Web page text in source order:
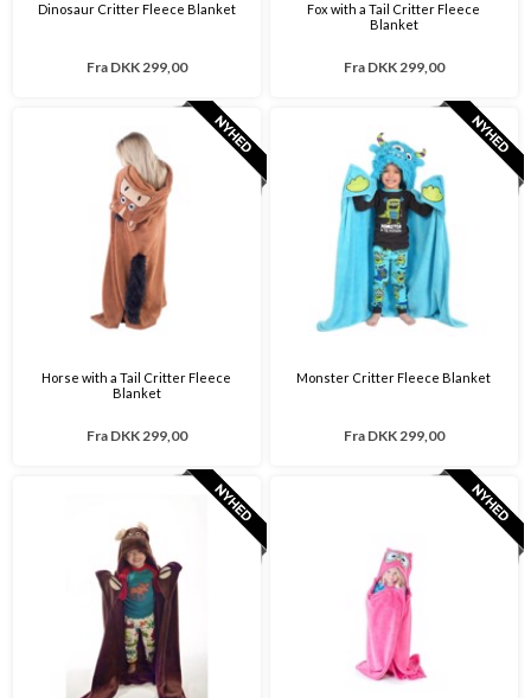
Dinosaur Critter Fleece Blanket
Fra DKK 299,00
Fox with a Tail Critter Fleece
Blanket
Fra DKK 299,00
Horse with a Tail Critter Fleece
Blanket
Fra DKK 299,00
Monster Critter Fleece Blanket
Fra DKK 299,00